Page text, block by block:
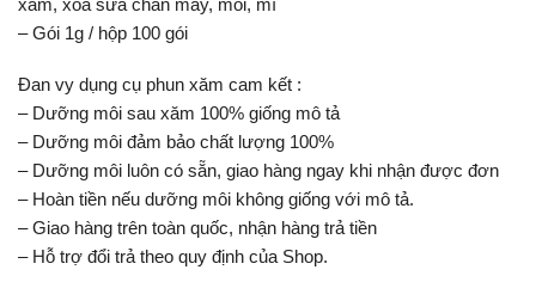
xăm, xóa sửa chân mày, môi, mí
– Gói 1g / hộp 100 gói
Đan vy dụng cụ phun xăm cam kết :
– Dưỡng môi sau xăm 100% giống mô tả
– Dưỡng môi đảm bảo chất lượng 100%
– Dưỡng môi luôn có sẵn, giao hàng ngay khi nhận được đơn
– Hoàn tiền nếu dưỡng môi không giống với mô tả.
– Giao hàng trên toàn quốc, nhận hàng trả tiền
– Hỗ trợ đổi trả theo quy định của Shop.